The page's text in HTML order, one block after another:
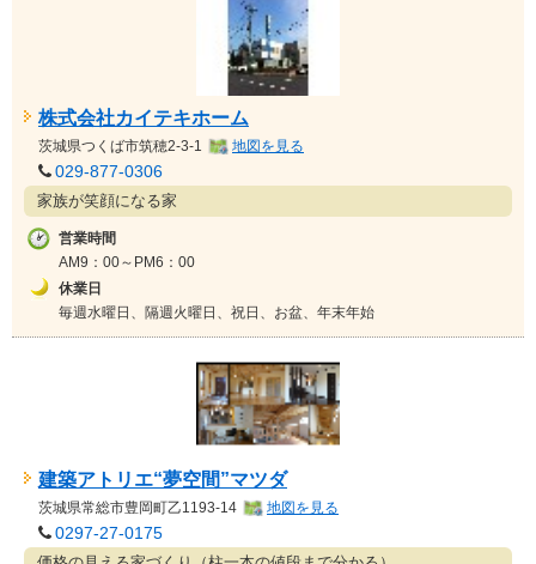
株式会社カイテキホーム
茨城県つくば市筑穂2-3-1 地図を見る
029-877-0306
家族が笑顔になる家
営業時間
AM9：00～PM6：00
休業日
毎週水曜日、隔週火曜日、祝日、お盆、年末年始
建築アトリエ“夢空間”マツダ
茨城県常総市豊岡町乙1193-14 地図を見る
0297-27-0175